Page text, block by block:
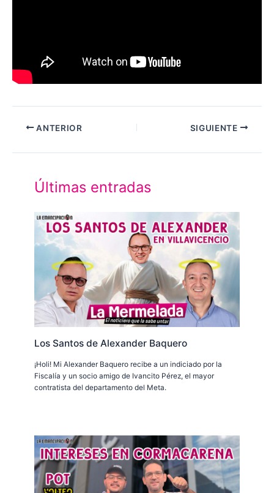
ANTERIOR SIGUIENTE
Últimas entradas
Los Santos de Alexander Baquero
¡Holi! Mi Alexander Baquero recibe a un indiciado por la
Fiscalía y un socio amigo de Ivancito Pérez, el mayor
contratista del departamento del Meta.